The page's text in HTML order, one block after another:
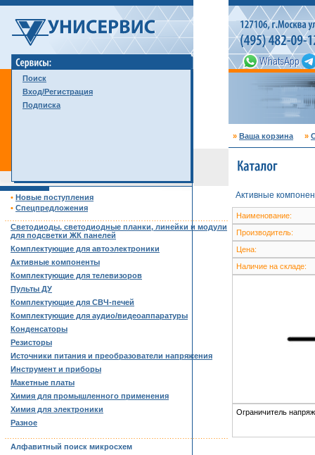
Поиск
Вход/Регистрация
Подписка
» Ваша корзина »
• Новые поступления
• Спецпредложения
Светодиоды, светодиодные планки, линейки и модули
для подсветки ЖК панелей
Комплектующие для автоэлектроники
Активные компоненты
Комплектующие для телевизоров
Пульты ДУ
Комплектующие для СВЧ-печей
Комплектующие для аудио/видеоаппаратуры
Конденсаторы
Резисторы
Источники питания и преобразователи напряжения
Инструмент и приборы
Макетные платы
Химия для промышленного применения
Химия для электроники
Разное
Алфавитный поиск микросхем
Активные
Наименование:
Производитель:
Цена:
Наличие на складе:
Ограничитель